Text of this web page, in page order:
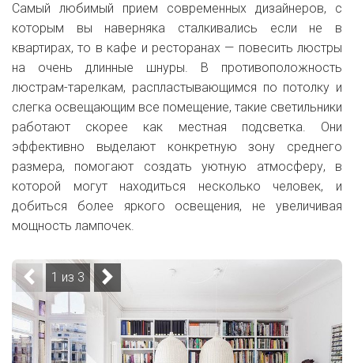
Самый любимый прием современных дизайнеров, с
которым вы наверняка сталкивались если не в
квартирах, то в кафе и ресторанах — повесить люстры
на очень длинные шнуры. В противоположность
люстрам-тарелкам, распластывающимся по потолку и
слегка освещающим все помещение, такие светильники
работают скорее как местная подсветка. Они
эффективно выделают конкретную зону среднего
размера, помогают создать уютную атмосферу, в
которой могут находиться несколько человек, и
добиться более яркого освещения, не увеличивая
мощность лампочек.
1 из 3